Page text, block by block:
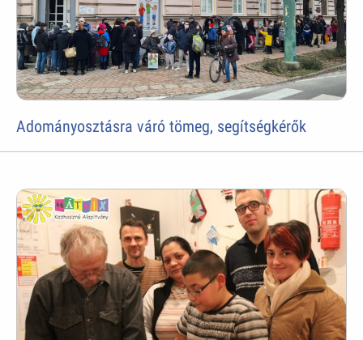
Adományosztásra váró tömeg, segítségkérők